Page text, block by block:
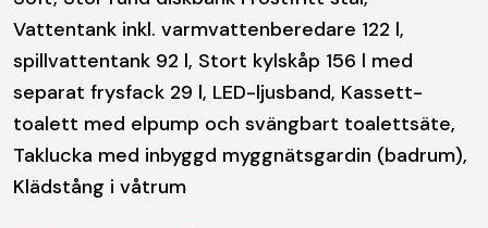
Vattentank inkl. varmvattenberedare 122 l,
spillvattentank 92 l, Stort kylskåp 156 l med
separat frysfack 29 l, LED-ljusband, Kassett-
toalett med elpump och svängbart toalettsäte,
Taklucka med inbyggd myggnätsgardin (badrum),
Klädstång i våtrum